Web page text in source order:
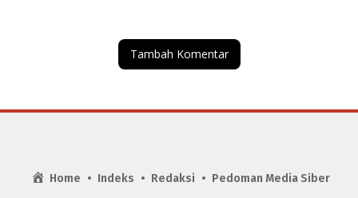
Tambah Komentar
Home Indeks Redaksi Pedoman Media Siber